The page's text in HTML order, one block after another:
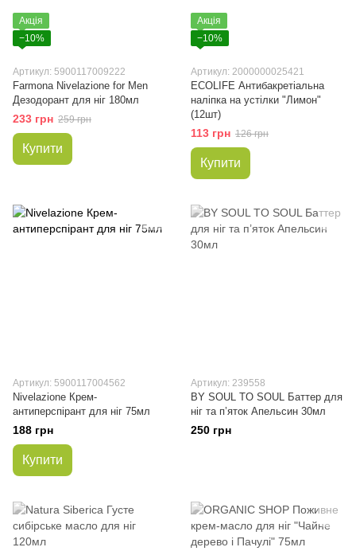
Акція
−10%
Артикул: 5900117009222
Farmona Nivelazione for Men
Дезодорант для ніг 180мл
233 грн 259 грн
Купити
Акція
−10%
Артикул: 2000000025421
ECOLIFE Антибакретіальна
наліпка на устілки "Лимон"
(12шт)
113 грн 126 грн
Купити
Артикул: 5900117004562
Nivelazione Крем-
антиперспірант для ніг 75мл
188 грн
Купити
Артикул: 239558
BY SOUL TO SOUL Баттер для
ніг та п’яток Апельсин 30мл
250 грн